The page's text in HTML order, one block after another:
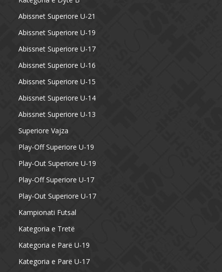
Abissnet Superiore U-21
Abissnet Superiore U-19
Abissnet Superiore U-17
Abissnet Superiore U-16
Abissnet Superiore U-15
Abissnet Superiore U-14
Abissnet Superiore U-13
Superiore Vajza
Play-Off Superiore U-19
Play-Out Superiore U-19
Play-Off Superiore U-17
Play-Out Superiore U-17
Kampionati Futsal
Kategoria e Tretë
Kategoria e Parë U-19
Kategoria e Parë U-17